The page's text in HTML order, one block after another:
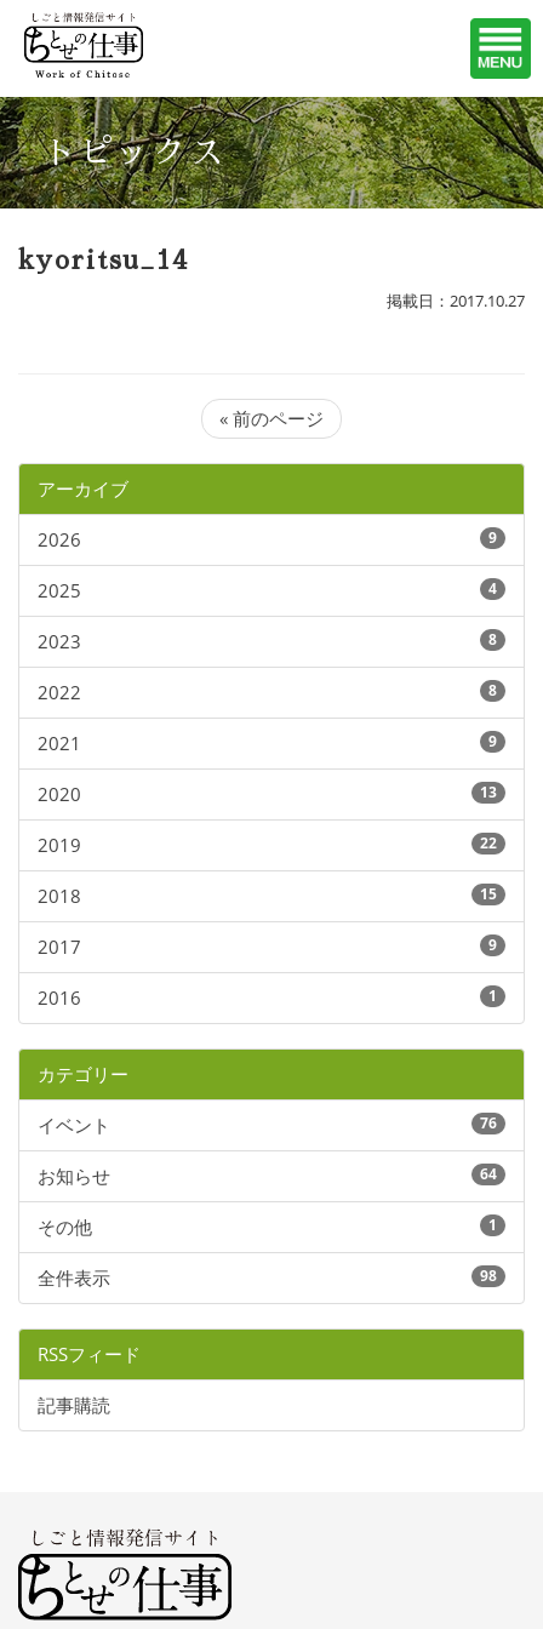
トピックス
kyoritsu_14
掲載日：2017.10.27
« 前のページ
アーカイブ
2026 9
2025 4
2023 8
2022 8
2021 9
2020 13
2019 22
2018 15
2017 9
2016 1
カテゴリー
イベント 76
お知らせ 64
その他 1
全件表示 98
RSSフィード
記事購読